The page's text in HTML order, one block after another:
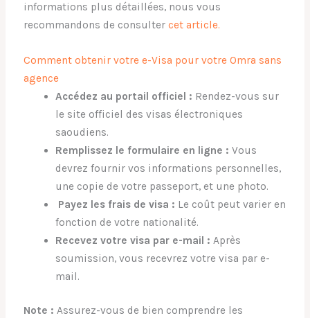
informations plus détaillées, nous vous
recommandons de consulter cet article.
Comment obtenir votre e-Visa pour votre Omra sans
agence
Accédez au portail officiel : Rendez-vous sur
le site officiel des visas électroniques
saoudiens.
Remplissez le formulaire en ligne : Vous
devrez fournir vos informations personnelles,
une copie de votre passeport, et une photo.
Payez les frais de visa : Le coût peut varier en
fonction de votre nationalité.
Recevez votre visa par e-mail : Après
soumission, vous recevrez votre visa par e-
mail.
Note : Assurez-vous de bien comprendre les